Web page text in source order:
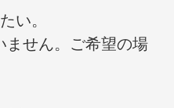
い。
ません。ご希望の場